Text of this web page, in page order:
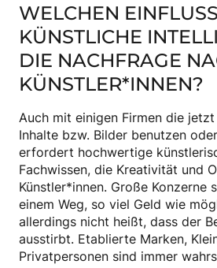
WELCHEN
KÜNSTLICHE
DIE NACHFRAGE
KÜNSTLER*INNEN?
Auch mit einigen Firmen die
Inhalte bzw. Bilder benutzen
erfordert hochwertige
Fachwissen, die Kreativität und
Künstler*innen. Große Konzerne
einem Weg, so viel Geld wie
allerdings nicht heißt, dass der
ausstirbt. Etablierte Marken,
Privatpersonen sind immer